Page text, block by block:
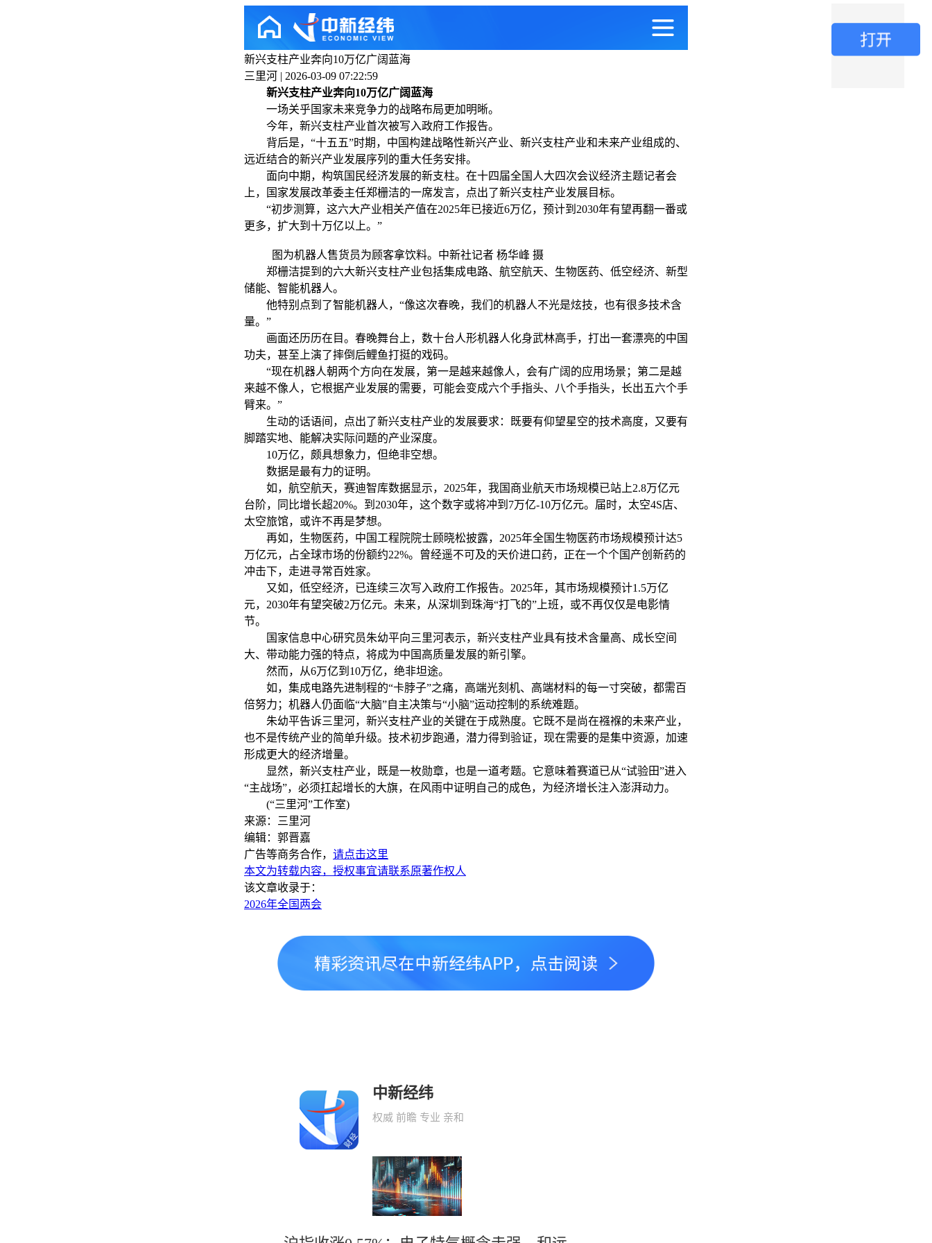
新兴支柱产业奔向10万亿广阔蓝海
三里河 | 2026-03-09 07:22:59
新兴支柱产业奔向10万亿广阔蓝海
一场关乎国家未来竞争力的战略布局更加明晰。
今年，新兴支柱产业首次被写入政府工作报告。
背后是，“十五五”时期，中国构建战略性新兴产业、新兴支柱产业和未来产业组成的、
远近结合的新兴产业发展序列的重大任务安排。
面向中期，构筑国民经济发展的新支柱。在十四届全国人大四次会议经济主题记者会
上，国家发展改革委主任郑栅洁的一席发言，点出了新兴支柱产业发展目标。
“初步测算，这六大产业相关产值在2025年已接近6万亿，预计到2030年有望再翻一番或
更多，扩大到十万亿以上。”
图为机器人售货员为顾客拿饮料。中新社记者 杨华峰 摄
郑栅洁提到的六大新兴支柱产业包括集成电路、航空航天、生物医药、低空经济、新型
储能、智能机器人。
他特别点到了智能机器人，“像这次春晚，我们的机器人不光是炫技，也有很多技术含
量。”
画面还历历在目。春晚舞台上，数十台人形机器人化身武林高手，打出一套漂亮的中国
功夫，甚至上演了摔倒后鲤鱼打挺的戏码。
“现在机器人朝两个方向在发展，第一是越来越像人，会有广阔的应用场景；第二是越
来越不像人，它根据产业发展的需要，可能会变成六个手指头、八个手指头，长出五六个手
臂来。”
生动的话语间，点出了新兴支柱产业的发展要求：既要有仰望星空的技术高度，又要有
脚踏实地、能解决实际问题的产业深度。
10万亿，颇具想象力，但绝非空想。
数据是最有力的证明。
如，航空航天，赛迪智库数据显示，2025年，我国商业航天市场规模已站上2.8万亿元
台阶，同比增长超20%。到2030年，这个数字或将冲到7万亿-10万亿元。届时，太空4S店、
太空旅馆，或许不再是梦想。
再如，生物医药，中国工程院院士顾晓松披露，2025年全国生物医药市场规模预计达5
万亿元，占全球市场的份额约22%。曾经遥不可及的天价进口药，正在一个个国产创新药的
冲击下，走进寻常百姓家。
又如，低空经济，已连续三次写入政府工作报告。2025年，其市场规模预计1.5万亿
元，2030年有望突破2万亿元。未来，从深圳到珠海“打飞的”上班，或不再仅仅是电影情
节。
国家信息中心研究员朱幼平向三里河表示，新兴支柱产业具有技术含量高、成长空间
大、带动能力强的特点，将成为中国高质量发展的新引擎。
然而，从6万亿到10万亿，绝非坦途。
如，集成电路先进制程的“卡脖子”之痛，高端光刻机、高端材料的每一寸突破，都需百
倍努力；机器人仍面临“大脑”自主决策与“小脑”运动控制的系统难题。
朱幼平告诉三里河，新兴支柱产业的关键在于成熟度。它既不是尚在襁褓的未来产业，
也不是传统产业的简单升级。技术初步跑通，潜力得到验证，现在需要的是集中资源，加速
形成更大的经济增量。
显然，新兴支柱产业，既是一枚勋章，也是一道考题。它意味着赛道已从“试验田”进入
“主战场”，必须扛起增长的大旗，在风雨中证明自己的成色，为经济增长注入澎湃动力。
(“三里河”工作室)
来源：三里河
编辑：郭晋嘉
广告等商务合作， 请点击这里
本文为转载内容，授权事宜请联系原著作权人
该文章收录于：
2026年全国两会
中新经纬
权威 前瞻 专业 亲和